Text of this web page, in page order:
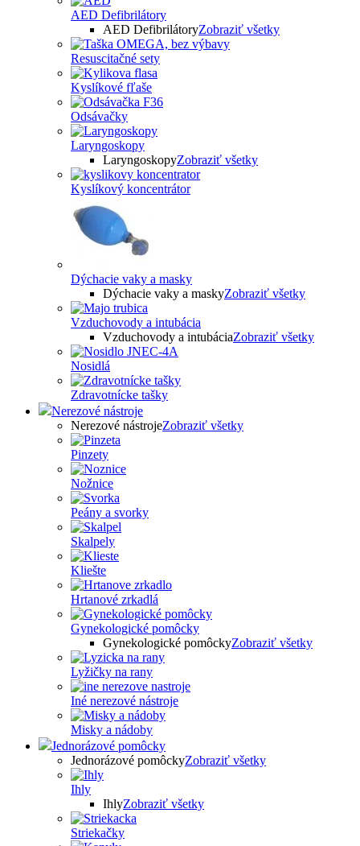
AED Defibrilátory
AED DefibrilátoryZobraziť všetky
Resuscitačné sety
Kyslíkové fľaše
Odsávačky
Laryngoskopy
LaryngoskopyZobraziť všetky
Kyslíkový koncentrátor
Dýchacie vaky a masky
Dýchacie vaky a maskyZobraziť všetky
Vzduchovody a intubácia
Vzduchovody a intubáciaZobraziť všetky
Nosidlá
Zdravotnícke tašky
Nerezové nástroje
Nerezové nástrojeZobraziť všetky
Pinzety
Nožnice
Peány a svorky
Skalpely
Kliešte
Hrtanové zrkadlá
Gynekologické pomôcky
Gynekologické pomôckyZobraziť všetky
Lyžičky na rany
Iné nerezové nástroje
Misky a nádoby
Jednorázové pomôcky
Jednorázové pomôckyZobraziť všetky
Ihly
IhlyZobraziť všetky
Striekačky